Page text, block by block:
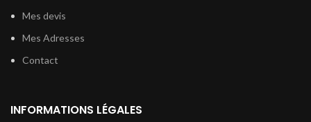
Mes devis
Mes Adresses
Contact
INFORMATIONS LÉGALES